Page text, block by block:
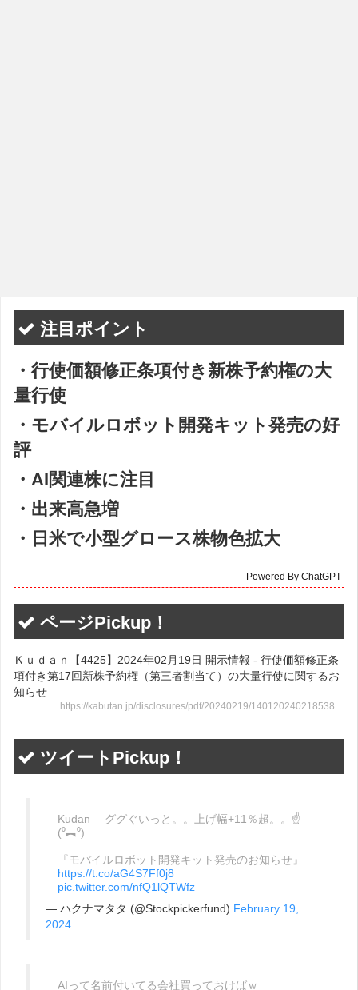
注目ポイント
・行使価額修正条項付き新株予約権の大
量行使
・モバイルロボット開発キット発売の好
評
・AI関連株に注目
・出来高急増
・日米で小型グロース株物色拡大
Powered By ChatGPT
ページPickup！
Ｋｕｄａｎ【4425】2024年02月19日 開示情報 - 行使価額修正条
項付き第17回新株予約権（第三者割当て）の大量行使に関するお
知らせ
https://kabutan.jp/disclosures/pdf/20240219/140120240218538…
ツイートPickup！
Kudan ググぐいっと。。上げ幅+11％超。。☝
(⁰︻⁰)
『モバイルロボット開発キット発売のお知らせ』
https://t.co/aG4S7Ff0j8
pic.twitter.com/nfQ1lQTWfz
— ハクナマタタ (@Stockpickerfund) February 19,
2024
AIって名前付いてる会社買っておけばｗ